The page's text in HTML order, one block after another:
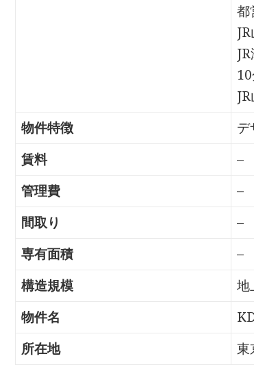
都
物件特徴
デ
賃料
–
管理費
–
間取り
–
専有面積
–
構造規模
地
物件名
所在地
東